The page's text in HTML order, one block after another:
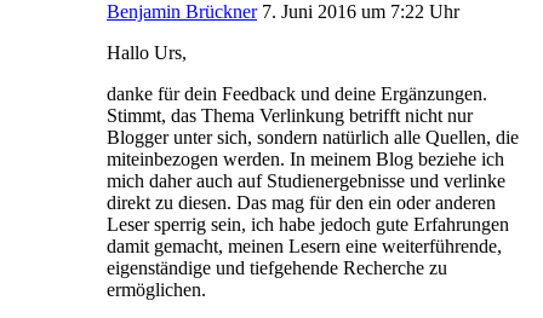
Benjamin Brückner 7. Juni 2016 um 7:22 Uhr
Hallo Urs,
danke für dein Feedback und deine Ergänzungen.
Stimmt, das Thema Verlinkung betrifft nicht nur
Blogger unter sich, sondern natürlich alle Quellen, die
miteinbezogen werden. In meinem Blog beziehe ich
mich daher auch auf Studienergebnisse und verlinke
direkt zu diesen. Das mag für den ein oder anderen
Leser sperrig sein, ich habe jedoch gute Erfahrungen
damit gemacht, meinen Lesern eine weiterführende,
eigenständige und tiefgehende Recherche zu
ermöglichen.